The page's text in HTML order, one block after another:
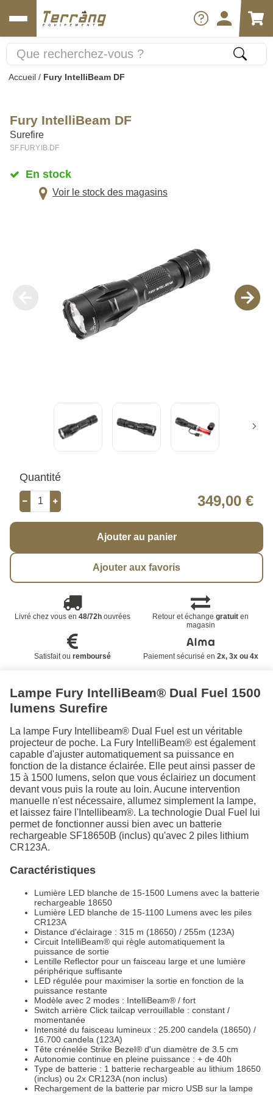
Accueil / Fury IntelliBeam DF
Fury IntelliBeam DF
Surefire
SF.FURY.IB.DF
En stock
Voir le stock des magasins
Quantité
349,00 €
Ajouter au panier
Ajouter aux favoris
Livré chez vous en 48/72houvrées Retour et échangegratuit en
magasin
Satisfait ou remboursé Paiement sécurisé en 2x, 3x ou 4x
Lampe Fury IntelliBeam® Dual Fuel 1500
lumens Surefire
La lampe Fury Intellibeam® Dual Fuel est un véritable
projecteur de poche. La Fury IntelliBeam® est également
capable d'ajuster automatiquement sa puissance en
fonction de la distance éclairée. Elle peut ainsi passer de
15 à 1500 lumens, selon que vous éclairiez un document
devant vous puis la route au loin. Aucune intervention
manuelle n'est nécessaire, allumez simplement la lampe,
et laissez faire l'Intellibeam®. La technologie Dual Fuel lui
permet de fonctionner aussi bien avec un batterie
rechargeable SF18650B (inclus) qu'avec 2 piles lithium
CR123A.
Caractéristiques
Lumière LED blanche de 15-1500 Lumens avec la batterie
rechargeable 18650
Lumière LED blanche de 15-1100 Lumens avec les piles
CR123A
Distance d'éclairage : 315 m (18650) / 255m (123A)
Circuit IntelliBeam® qui règle automatiquement la
puissance de sortie
Lentille Reflector pour un faisceau large et une lumière
périphérique suffisante
LED régulée pour maximiser la sortie en fonction de la
puissance restante
Modèle avec 2 modes : IntelliBeam® / fort
Switch arrière Click tailcap verrouillable : constant /
momentanée
Intensité du faisceau lumineux : 25.200 candela (18650) /
16.700 candela (123A)
Tête crénelée Strike Bezel® d'un diamètre de 3.5 cm
Autonomie continue en pleine puissance : + de 40h
Type de batterie : 1 batterie rechargeable au lithium 18650
(inclus) ou 2x CR123A (non inclus)
Rechargement de la batterie par micro USB sur la lampe